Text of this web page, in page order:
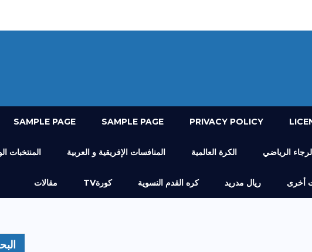
PRIVACY POLICY
SAMPLE PAGE
SAMPLE PAGE
الرياضي الكرة العالمية المنافسات الإفريقية و العربية المنتخبات
أخرى ريال مدريد كره القدم النسوية كورةTV مقالات